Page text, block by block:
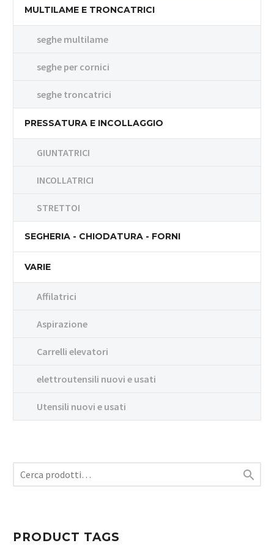
MULTILAME E TRONCATRICI
seghe multilame
seghe per cornici
seghe troncatrici
PRESSATURA E INCOLLAGGIO
GIUNTATRICI
INCOLLATRICI
STRETTOI
SEGHERIA - CHIODATURA - FORNI
VARIE
Affilatrici
Aspirazione
Carrelli elevatori
elettroutensili nuovi e usati
Utensili nuovi e usati

PRODUCT TAGS